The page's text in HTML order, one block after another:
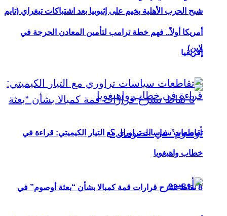
شبح الحرب الأهلية يخيم على إثيوبيا بعد اشتباكات تيغراي (تايم
لاين)
8 نقاط تشرح قرارات قمة كمبالا بشأن “بعثة أوصوم” في
أمريكا أولاً.. فهم خطة ترامب لتأمين المعادن الحرجة في
إفريقيا
تقاطعات سياسات تراوري مع التيار الكيميتي: قراءة في
خطاب واهيغويا